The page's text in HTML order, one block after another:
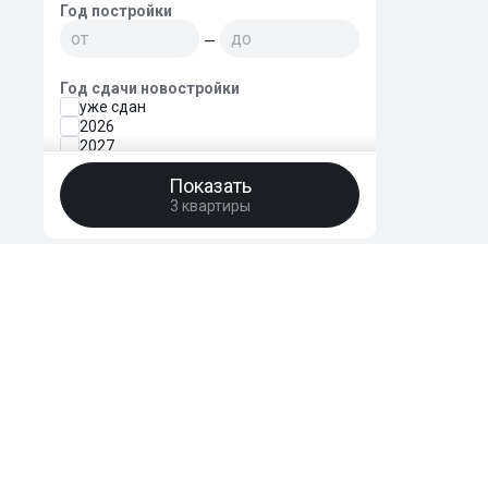
Год постройки
—
Год сдачи новостройки
уже сдан
2026
2027
2028
2030 и позднее
Показать
3 квартиры